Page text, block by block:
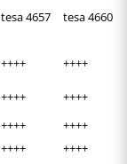
tesa 4657 tesa 4660
++++ ++++
++++ ++++
++++ ++++
++++ ++++